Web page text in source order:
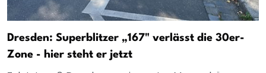
Dresden: Superblitzer „167" verlässt die 30er-
Zone - hier steht er jetzt